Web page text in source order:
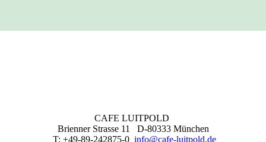
CAFE LUITPOLD
Brienner Strasse 11 D-80333 München
T: +49-89-242875-0 info@cafe-luitpold.de